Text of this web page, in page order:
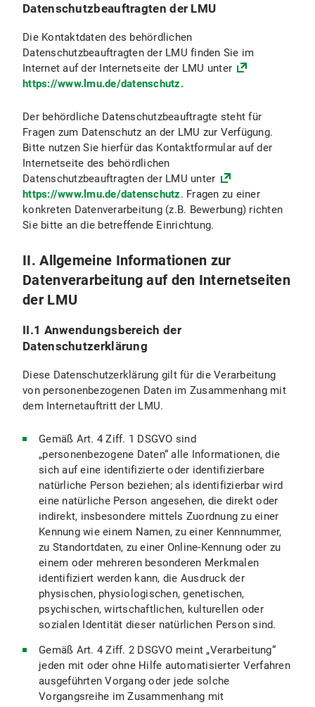
VI.3.4 Widerspruchs- und Beseitigungsmöglichkeiten
VI.4 Nutzung des Chats
VI.4.1 Umfang und Zweck der Datenverarbeitung
VI.4.3 Dauer der Datenverarbeitung
VI.4.4 Widerspruchs- und Beseitigungsmöglichkeit
VI.5 Nutzung anderer Kommunikationsmittel (z.B. Post, Telefon, Fax)
VI.6 Nutzung von Videokonferenzsystemen
VII.1 Umfang und Zweck der Datenverarbeitung
VII.3 Dauer der Datenverarbeitung
VII.4 Widerspruchs- und Beseitigungsmöglichkeit
VIII. Einsatz von RSS
IX.1 Umfang und Zweck der Datenverarbeitung
IX.2 Rechtsgrundlage der Datenverarbeitung
IX.3 Dauer der Datenverarbeitung
IX.4 Widerspruchs- und Beseitigungsmöglichkeiten
X. Ihre datenschutzrechtlichen Rechte
X.1 Auskunftsrecht
X.3 Recht auf Einschränkung der Verarbeitung
X.4 Recht auf Löschung
Datenschutzbeauftragten der LMU
Die Kontaktdaten des behördlichen
Datenschutzbeauftragten der LMU finden Sie im
Internet auf der Internetseite der LMU unter
https://www.lmu.de/datenschutz.
Der behördliche Datenschutzbeauftragte steht für
Fragen zum Datenschutz an der LMU zur Verfügung.
Bitte nutzen Sie hierfür das Kontaktformular auf der
Internetseite des behördlichen
Datenschutzbeauftragten der LMU unter
https://www.lmu.de/datenschutz. Fragen zu einer
konkreten Datenverarbeitung (z.B. Bewerbung) richten
Sie bitte an die betreffende Einrichtung.
II. Allgemeine Informationen zur
Datenverarbeitung auf den Internetseiten
der LMU
II.1 Anwendungsbereich der
Datenschutzerklärung
Diese Datenschutzerklärung gilt für die Verarbeitung
von personenbezogenen Daten im Zusammenhang mit
dem Internetauftritt der LMU.
Gemäß Art. 4 Ziff. 1 DSGVO sind
„personenbezogene Daten“ alle Informationen, die
sich auf eine identifizierte oder identifizierbare
natürliche Person beziehen; als identifizierbar wird
eine natürliche Person angesehen, die direkt oder
indirekt, insbesondere mittels Zuordnung zu einer
Kennung wie einem Namen, zu einer Kennnummer,
zu Standortdaten, zu einer Online-Kennung oder zu
einem oder mehreren besonderen Merkmalen
identifiziert werden kann, die Ausdruck der
physischen, physiologischen, genetischen,
psychischen, wirtschaftlichen, kulturellen oder
sozialen Identität dieser natürlichen Person sind.
Gemäß Art. 4 Ziff. 2 DSGVO meint „Verarbeitung“
jeden mit oder ohne Hilfe automatisierter Verfahren
ausgeführten Vorgang oder jede solche
Vorgangsreihe im Zusammenhang mit